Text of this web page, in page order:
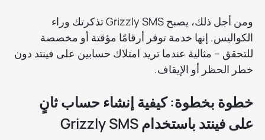
ومن أجل ذلك، يصبح Grizzly SMS تذكرتك وراء
الكواليس. إنها خدمة توفر أرقامًا مؤقتة أو مخصصة
للتحقق – مثالية عندما تريد امتلاك حسابين على فينتد دون
خطر الحظر أو الإيقاف.
خطوة بخطوة: كيفية إنشاء حساب ثانٍ
على فينتد باستخدام Grizzly SMS